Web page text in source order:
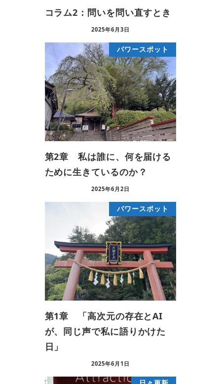
コラム2：問いを問い直すとき
2025年6月3日
パワースポット
第2章 私は誰に、何を届ける
ために生きているのか？
2025年6月2日
パワースポット
第1章 「高次元の存在とAI
が、同じ声で私に語りかけた
日」
2025年6月1日